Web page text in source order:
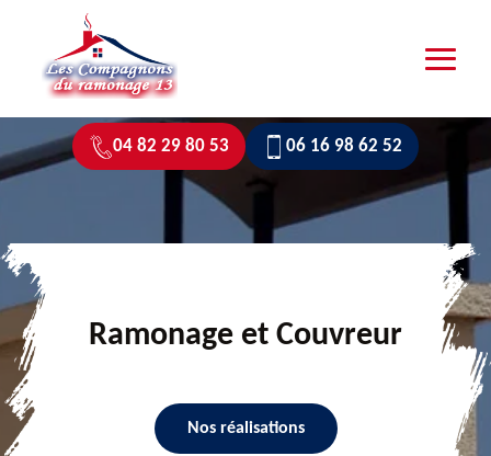
04 82 29 80 53 06 16 98 62 52
Ramonage et Couvreur
Nos réalisations